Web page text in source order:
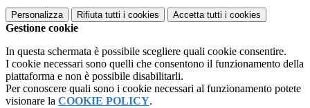
Personalizza Rifiuta tutti i cookies Accetta tutti i cookies
Gestione cookie
In questa schermata è possibile scegliere quali cookie consentire.
I cookie necessari sono quelli che consentono il funzionamento della
piattaforma e non è possibile disabilitarli.
Per conoscere quali sono i cookie necessari al funzionamento potete
visionare la COOKIE POLICY.